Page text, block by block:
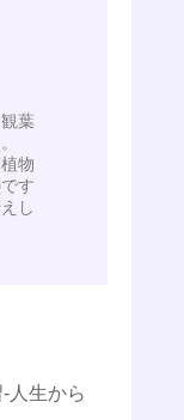
葉
物
す
し
人生から